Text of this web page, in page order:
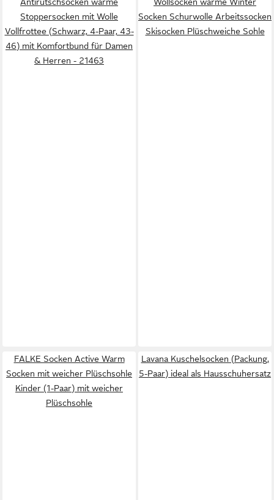
Stoppersocken mit Wolle
Vollfrottee (Schwarz, 4-Paar, 43-
46) mit Komfortbund für Damen
& Herren - 21463
Socken Schurwolle Arbeitssocken
Skisocken Plüschweiche Sohle
FALKE Socken Active Warm
Socken mit weicher Plüschsohle
Kinder (1-Paar) mit weicher
Plüschsohle
Lavana Kuschelsocken (Packung,
5-Paar) ideal als Hausschuhersatz